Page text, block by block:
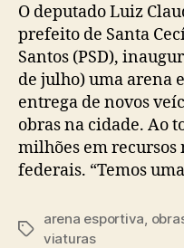
O deputado Luiz
prefeito de Santa
Santos (PSD),
de julho) uma arena
entrega de novos
obras na cidade. Ao
milhões em recursos
federais. “Temos
Tags
arena esportiva
viaturas